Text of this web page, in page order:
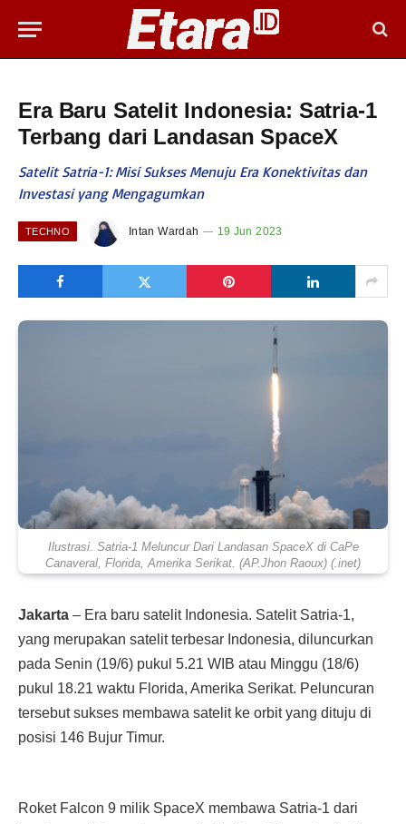
Era Baru Satelit Indonesia: Satria-1
Terbang dari Landasan SpaceX
Satelit Satria-1: Misi Sukses Menuju Era Konektivitas dan
Investasi yang Mengagumkan
TECHNO Intan Wardah 19 Jun 2023
Ilustrasi. Satria-1 Meluncur Dari Landasan SpaceX di CaPe
Canaveral, Florida, Amerika Serikat. (AP.Jhon Raoux) (.inet)
Jakarta – Era baru satelit Indonesia. Satelit Satria-1,
yang merupakan satelit terbesar Indonesia, diluncurkan
pada Senin (19/6) pukul 5.21 WIB atau Minggu (18/6)
pukul 18.21 waktu Florida, Amerika Serikat. Peluncuran
tersebut sukses membawa satelit ke orbit yang dituju di
posisi 146 Bujur Timur.
Roket Falcon 9 milik SpaceX membawa Satria-1 dari